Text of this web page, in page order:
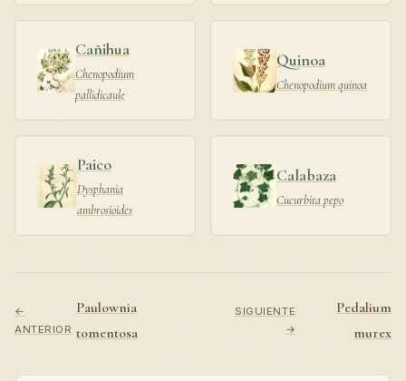
Cañihua
Chenopodium
pallidicaule
Quinoa
Chenopodium quinoa
Paico
Dysphania
ambrosioides
Calabaza
Cucurbita pepo
←
ANTERIOR
Paulownia
tomentosa
SIGUIENTE
→
Pedalium
murex